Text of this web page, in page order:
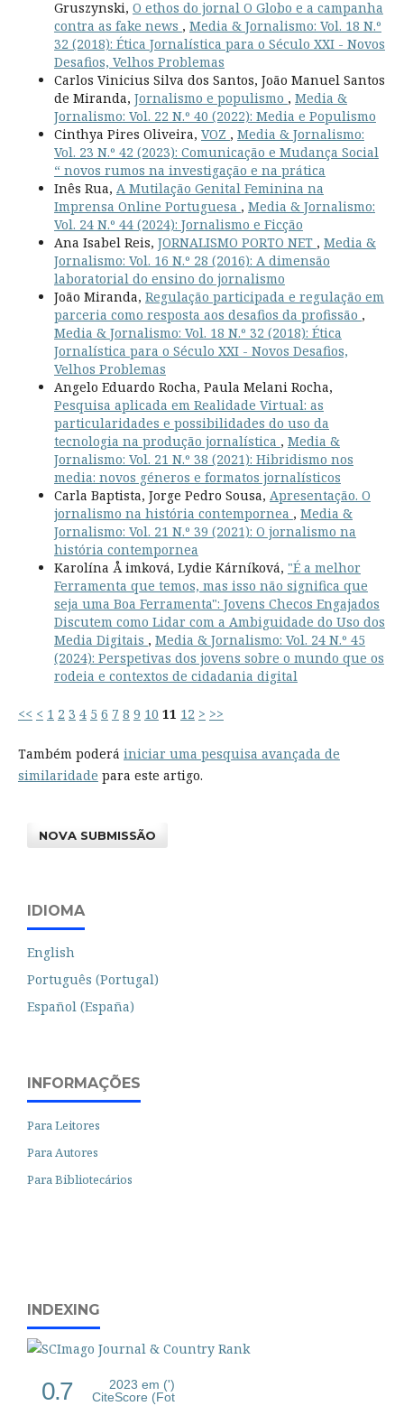
Gruszynski, O ethos do jornal O Globo e a campanha
contra as fake news , Media & Jornalismo: Vol. 18 N.º
32 (2018): Ética Jornalística para o Século XXI - Novos
Desafios, Velhos Problemas
Carlos Vinicius Silva dos Santos, João Manuel Santos
de Miranda, Jornalismo e populismo , Media &
Jornalismo: Vol. 22 N.º 40 (2022): Media e Populismo
Cinthya Pires Oliveira, VOZ , Media & Jornalismo:
Vol. 23 N.º 42 (2023): Comunicação e Mudança Social
“ novos rumos na investigação e na prática
Inês Rua, A Mutilação Genital Feminina na
Imprensa Online Portuguesa , Media & Jornalismo:
Vol. 24 N.º 44 (2024): Jornalismo e Ficção
Ana Isabel Reis, JORNALISMO PORTO NET , Media &
Jornalismo: Vol. 16 N.º 28 (2016): A dimensão
laboratorial do ensino do jornalismo
João Miranda, Regulação participada e regulação em
parceria como resposta aos desafios da profissão ,
Media & Jornalismo: Vol. 18 N.º 32 (2018): Ética
Jornalística para o Século XXI - Novos Desafios,
Velhos Problemas
Angelo Eduardo Rocha, Paula Melani Rocha,
Pesquisa aplicada em Realidade Virtual: as
particularidades e possibilidades do uso da
tecnologia na produção jornalística , Media &
Jornalismo: Vol. 21 N.º 38 (2021): Hibridismo nos
media: novos géneros e formatos jornalísticos
Carla Baptista, Jorge Pedro Sousa, Apresentação. O
jornalismo na história contempornea , Media &
Jornalismo: Vol. 21 N.º 39 (2021): O jornalismo na
história contempornea
Karolína Å imková, Lydie Kárníková, "É a melhor
Ferramenta que temos, mas isso não significa que
seja uma Boa Ferramenta": Jovens Checos Engajados
Discutem como Lidar com a Ambiguidade do Uso dos
Media Digitais , Media & Jornalismo: Vol. 24 N.º 45
(2024): Perspetivas dos jovens sobre o mundo que os
rodeia e contextos de cidadania digital
<< < 1 2 3 4 5 6 7 8 9 10 11 12 > >>
Também poderá iniciar uma pesquisa avançada de
similaridade para este artigo.
NOVA SUBMISSÃO
IDIOMA
English
Português (Portugal)
Español (España)
INFORMAÇÕES
Para Leitores
Para Autores
Para Bibliotecários
INDEXING
0.7
2023 em (')
CiteScore (Fot